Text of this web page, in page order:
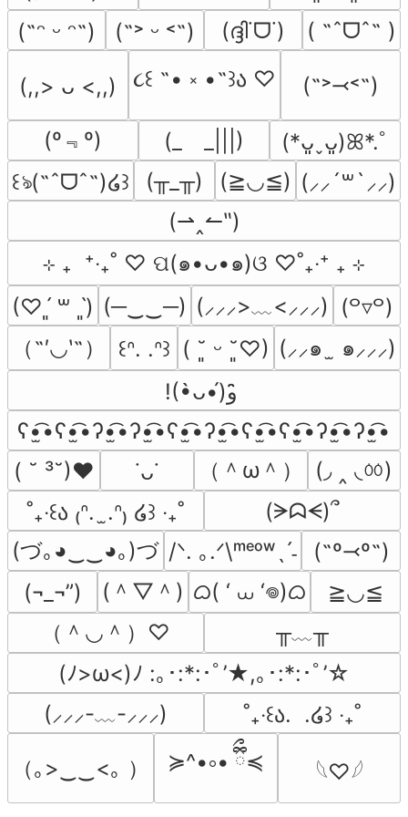
(˶ᵔ ᵕ ᵔ˶)
(˶˃ ᵕ ˂˶) (ദ്ദി˙ᗜ˙) ( ˶ˆᗜˆ˵ )
(,,> ᴗ <,,) ૮꒰ ˶• ༝ •˶꒱ა ♡ (˶˃⤙˂˶)
(º﹃º) (_　_|||)
(*ᴗ͈ˬᴗ͈)ꕤ*.ﾟ
꒰ঌ(˶ˆᗜˆ˵)໒꒱
(╥_╥) (≧◡≦) (⸝⸝´꒳`⸝⸝)
(⇀‸↼‶)
⊹ ₊  ⁺‧₊˚ ♡ ପ(๑•ᴗ•๑)ଓ ♡˚₊‧⁺ ₊ ⊹
(♡ˊ͈ ꒳ ˋ͈) (─‿‿─) (⸝⸝⸝>﹏<⸝⸝⸝) (꒪▿꒪)
（˶′◡‵˶）
꒰ᐢ. .ᐢ꒱ ( ˘͈ ᵕ ˘͈♡) (⸝⸝๑  ̫ ๑⸝⸝⸝)
ʕ•̫͡•ʕ•̫͡•ʔ•̫͡•ʔ•̫͡•ʕ•̫͡•ʔ•̫͡•ʕ•̫͡•ʕ•̫͡•ʔ•̫͡•ʔ•̫͡•
( ˘ ³˘)♥
˙ᴗ˙ （＾ω＾）
(◞ ‸ ◟ㆀ)
˚₊‧꒰ა ₍ᐢ.  ̫.ᐢ₎ ໒꒱ ‧₊˚
(ᗒᗣᗕ)՞
(づ｡◕‿‿◕｡)づ /ᐠ. ｡.ᐟ\ᵐᵉᵒʷˎˊ˗
(˶º⤙º˶)
(¬_¬”)
(＾▽＾) ᜊ( ‘ ⩊ ‘𖦹)ᜊ
≧◡≦
（＾◡＾）♡
╥﹏╥
(ﾉ>ω<)ﾉ :｡･:*:･ﾟ’★,｡･:*:･ﾟ’☆
(⸝⸝⸝-﹏-⸝⸝⸝)
˚₊‧꒰ა.  .໒꒱ ‧₊˚
（｡>‿‿<｡ ） ≽^•༚• ྀིྀ≼ 𓆩♡𓆪